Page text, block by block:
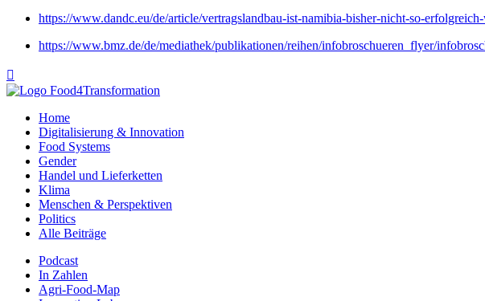
https://www.dandc.eu/de/article/vertragslandbau-ist-namibia-bisher-nicht-so-
https://www.bmz.de/de/mediathek/publikationen/reihen/infobroschueren_flyer/

Home
Digitalisierung & Innovation
Food Systems
Gender
Handel und Lieferketten
Klima
Menschen & Perspektiven
Politics
Alle Beiträge
Podcast
In Zahlen
Agri-Food-Map